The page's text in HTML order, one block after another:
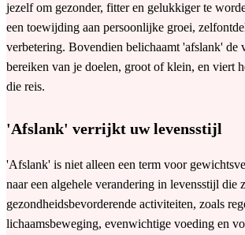
jezelf om gezonder, fitter en gelukkiger te
een toewijding aan persoonlijke groei,
verbetering. Bovendien belichaamt 'afslank' de
bereiken van je doelen, groot of klein, en viert
die reis.
'Afslank' verrijkt uw levensstijl
'Afslank' is niet alleen een term voor
naar een algehele verandering in levensstijl die
gezondheidsbevorderende activiteiten, zoals
lichaamsbeweging, evenwichtige voeding en